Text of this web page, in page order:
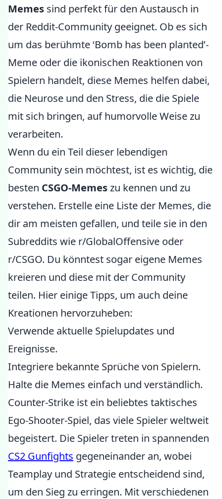
Memes sind perfekt für den Austausch in
der Reddit-Community geeignet. Ob es sich
um das berühmte ‘Bomb has been planted’-
Meme oder die ikonischen Reaktionen von
Spielern handelt, diese Memes helfen dabei,
die Neurose und den Stress, die die Spiele
mit sich bringen, auf humorvolle Weise zu
verarbeiten.
Wenn du ein Teil dieser lebendigen
Community sein möchtest, ist es wichtig, die
besten CSGO-Memeszu kennen und zu
verstehen. Erstelle eine Liste der Memes, die
dir am meisten gefallen, und teile sie in den
Subreddits wie r/GlobalOffensive oder
r/CSGO. Du könntest sogar eigene Memes
kreieren und diese mit der Community
teilen. Hier einige Tipps, um auch deine
Kreationen hervorzuheben:
Verwende aktuelle Spielupdates und
Ereignisse.
Integriere bekannte Sprüche von Spielern.
Halte die Memes einfach und verständlich.
Counter-Strike ist ein beliebtes taktisches
Ego-Shooter-Spiel, das viele Spieler weltweit
begeistert. Die Spieler treten in spannenden
CS2 Gunfights gegeneinander an, wobei
Teamplay und Strategie entscheidend sind,
um den Sieg zu erringen. Mit verschiedenen